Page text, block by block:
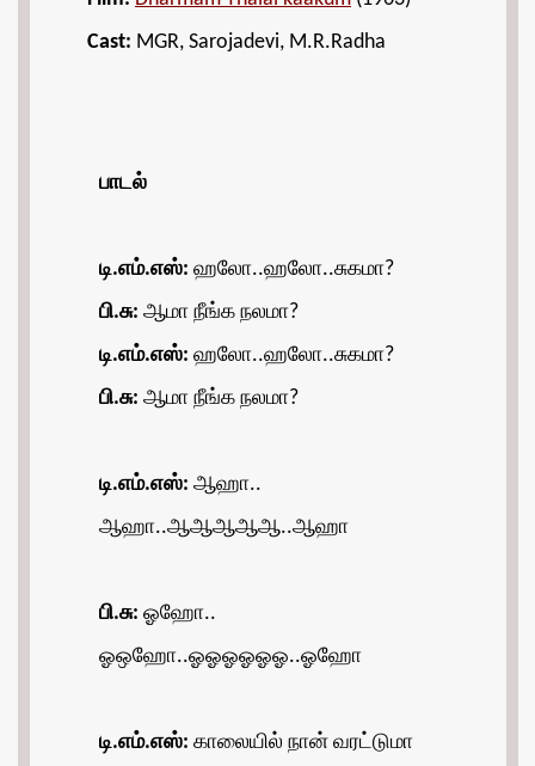
Cast: MGR, Sarojadevi, M.R.Radha
பாடல்
டி.எம்.எஸ்: ஹலோ..ஹலோ..சுகமா?
பி.சு: ஆமா நீங்க நலமா?
டி.எம்.எஸ்: ஹலோ..ஹலோ..சுகமா?
பி.சு: ஆமா நீங்க நலமா?
டி.எம்.எஸ்: ஆஹா..
ஆஹா..ஆஆஆஆஆ..ஆஹா
பி.சு: ஓஹோ..
ஓஒஹோ..ஓஓஓஓஓஓ..ஓஹோ
டி.எம்.எஸ்: காலையில் நான் வரட்டுமா